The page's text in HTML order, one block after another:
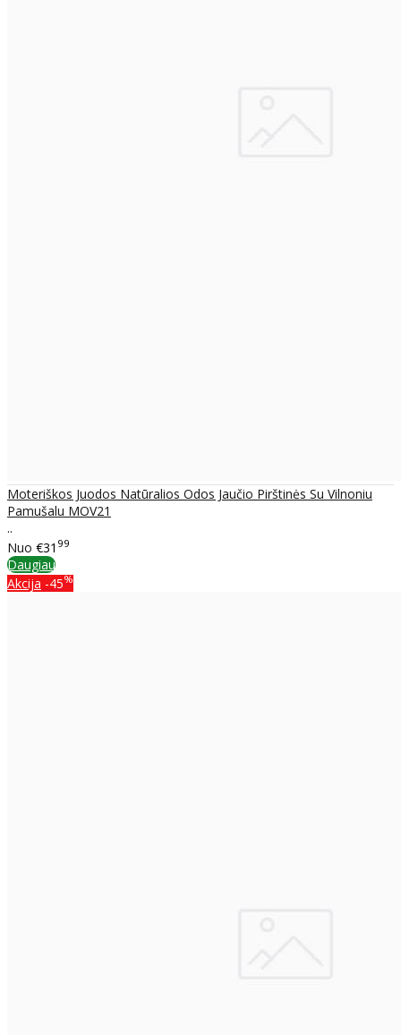
Moteriškos Juodos Natūralios Odos Jaučio Pirštinės Su Vilnoniu
Pamušalu MOV21
..
Nuo €31 99
Daugiau
Akcija -45%